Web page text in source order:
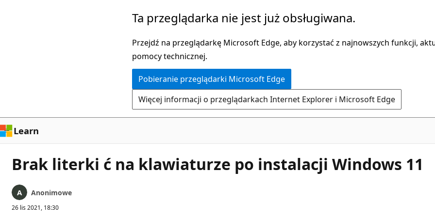
Ta przeglądarka nie jest już obsługiwana.
Przejdź na przeglądarkę Microsoft Edge, aby korzystać z najnowszych funkcji,
pomocy technicznej.
Pobieranie przeglądarki Microsoft Edge
Więcej informacji o przeglądarkach Internet Explorer i Microsoft Edge
Learn
Brak literki ć na klawiaturze po instalacji Windows 11
Anonimowe
26 lis 2021, 18:30